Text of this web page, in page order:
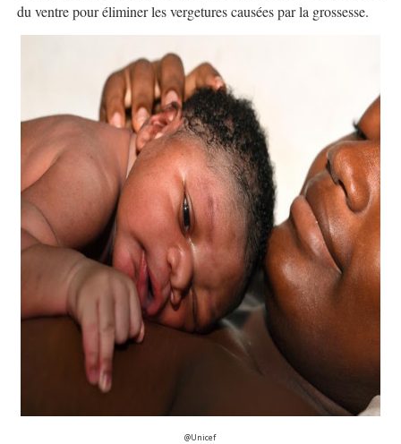
du ventre pour éliminer les vergetures causées par la grossesse.
@Unicef